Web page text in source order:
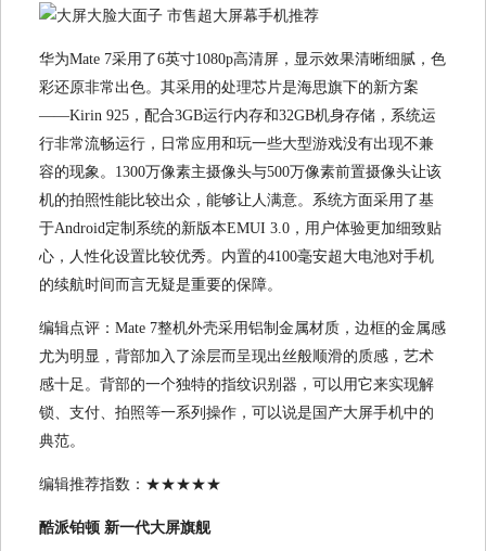
华为Mate 7采用了6英寸1080p高清屏，显示效果清晰细腻，色
彩还原非常出色。其采用的处理芯片是海思旗下的新方案
——Kirin 925，配合3GB运行内存和32GB机身存储，系统运
行非常流畅运行，日常应用和玩一些大型游戏没有出现不兼
容的现象。1300万像素主摄像头与500万像素前置摄像头让该
机的拍照性能比较出众，能够让人满意。系统方面采用了基
于Android定制系统的新版本EMUI 3.0，用户体验更加细致贴
心，人性化设置比较优秀。内置的4100毫安超大电池对手机
的续航时间而言无疑是重要的保障。
编辑点评：Mate 7整机外壳采用铝制金属材质，边框的金属感
尤为明显，背部加入了涂层而呈现出丝般顺滑的质感，艺术
感十足。背部的一个独特的指纹识别器，可以用它来实现解
锁、支付、拍照等一系列操作，可以说是国产大屏手机中的
典范。
编辑推荐指数：★★★★★
酷派铂顿 新一代大屏旗舰